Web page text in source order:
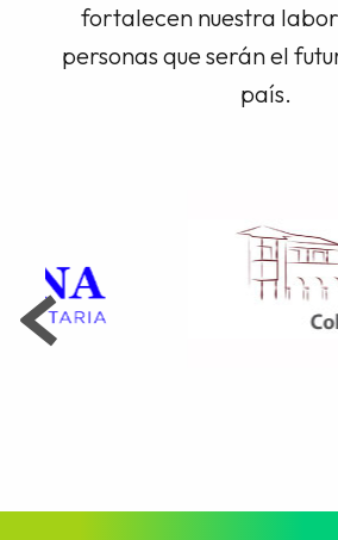
fortalecen nuestra
personas que serán el
país.